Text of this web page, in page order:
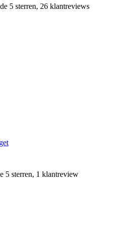
5 sterren, 26 klantreviews
5 sterren, 1 klantreview